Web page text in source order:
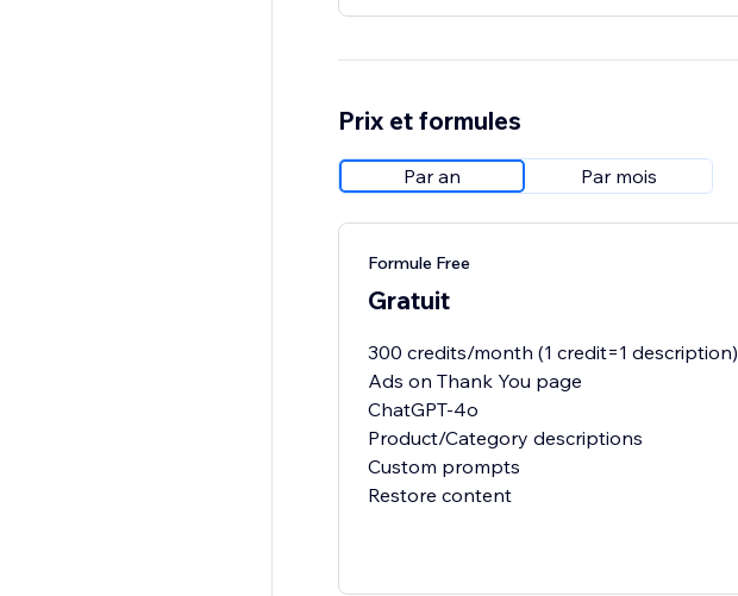
Prix et formules
Par an Par mois
Formule Free
Gratuit
300 credits/month (1 credit=1 description)
Ads on Thank You page
ChatGPT-4o
Product/Category descriptions
Custom prompts
Restore content